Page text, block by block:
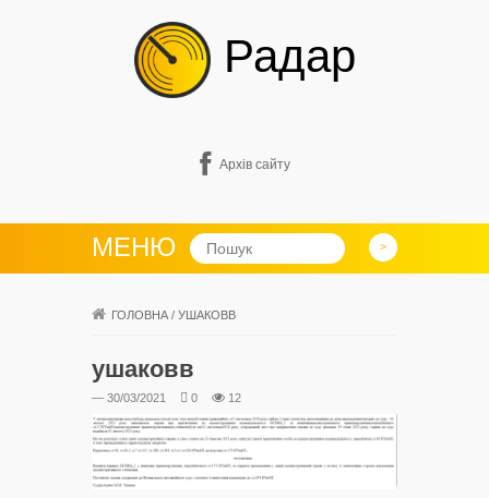
Радар
Архів сайту
МЕНЮ
ГОЛОВНА / УШАКОВВ
ушаковв
— 30/03/2021 0 12